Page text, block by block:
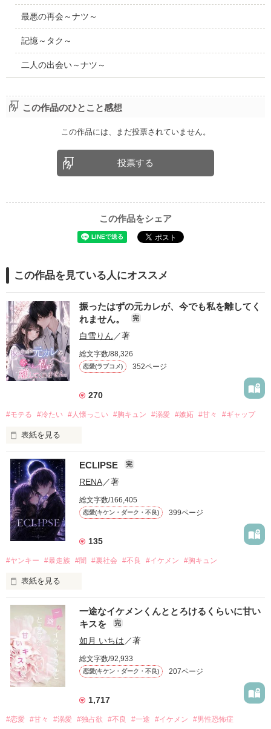
最悪の再会～ナツ～
記憶～タク～
二人の出会い～ナツ～
この作品のひとこと感想
この作品には、まだ投票されていません。
投票する
この作品をシェア
この作品を見ている人にオススメ
振ったはずの元カレが、今でも私を離してく
れません。
完
白雪りん ／著
総文字数/88,326
恋愛(ラブコメ) 352ページ
270
#モテる #冷たい #人懐っこい #胸キュン #溺愛 #嫉妬 #甘々 #ギャップ
表紙を見る
「好きだったから、別れを選んだ。」
モテる人を好きになるのが怖かった。
だから私は、中学時代に大好きだった彼を自分から振った。
もう会うことはないと思っていたのに、
高校生になって再会した彼は、隣の学校で”王子様”と呼ばれる
他の女の子には冷たいのに
私にだけ昔と変わらない笑顔を向けてくる。
「澪ちゃん。」
それは止まっていた恋が再び動き始める合図──。
✨.ﾟ･*..☆.｡.:*✨.☆.｡.:. *:ﾟ✨.ﾟ･*..☆.｡.:*✨
冴木澪-SaekiMio
ECLIPSE 完
RENA／著
総文字数/166,405
恋愛(キケン・ダーク・不良) 399ページ
135
#ヤンキー #暴走族 #闇 #裏社会 #不良 #イケメン #胸キュン
表紙を見る
表紙画像はAIです
作品を読む
一途なイケメンくんととろけるくらいに甘い
キスを
完
如月 いちは ／著
総文字数/92,933
恋愛(キケン・ダーク・不良) 207ページ
1,717
#恋愛 #甘々 #溺愛 #独占欲 #不良 #一途 #イケメン #男性恐怖症